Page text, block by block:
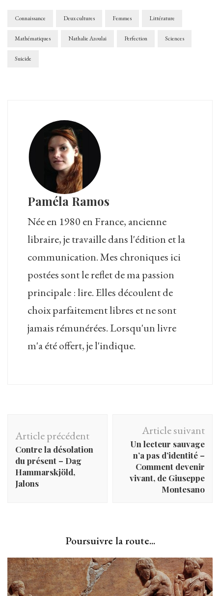
Connaissance Deux cultures Femmes Littérature
Mathématiques Nathalie Azoulai Perfection Sciences
Suicide
Paméla Ramos
Née en 1980 en France, ancienne
libraire, je travaille dans l'édition et la
communication. Mes chroniques ici
postées sont le reflet de ma passion
principale : lire. Elles découlent de
choix parfaitement libres et ne sont
jamais rémunérées. Lorsqu'un livre
m'a été offert, je l'indique.
d'article
Article précédent
Contre la désolation
du présent – Dag
Hammarskjöld,
Jalons
Article suivant
Un lecteur sauvage
n’a pas d’identité –
Comment devenir
vivant, de Giuseppe
Montesano
Poursuivre la route...